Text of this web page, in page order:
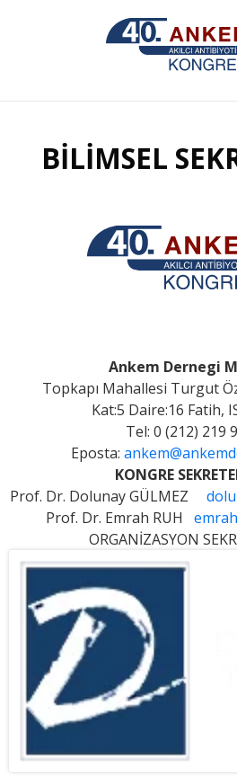
BİLİMSEL
Ankem Dernegi
Topkapı Mahallesi Turgut
Kat:5 Daire:16 Fatih,
Tel: 0 (212) 219
Eposta:
KONGRE
Prof. Dr. Dolunay GÜLMEZ
Prof. Dr. Emrah RUH
ORGANİZASYON